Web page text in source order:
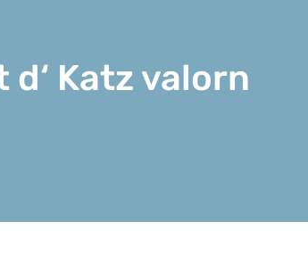
d‘ Katz valorn